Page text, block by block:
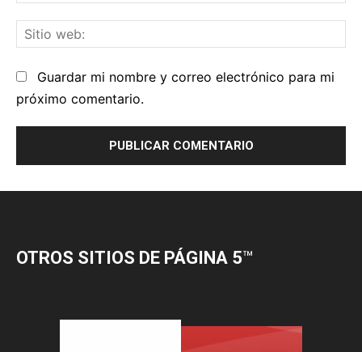
OTROS SITIOS DE PÁGINA 5™